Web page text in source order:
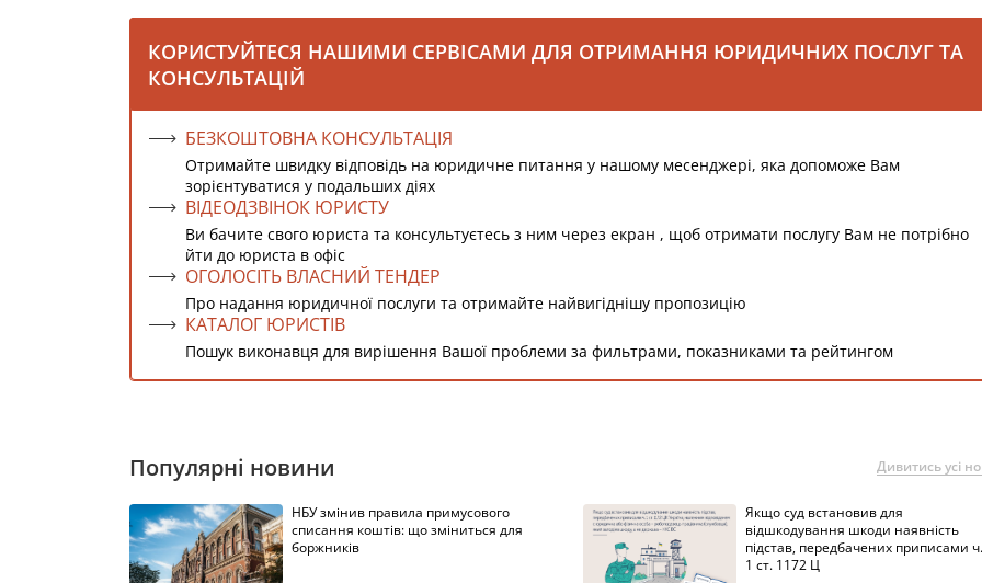
КОРИСТУЙТЕСЯ НАШИМИ СЕРВІСАМИ ДЛЯ ОТРИМАННЯ ЮРИДИЧНИХ ПОСЛУГ ТА
КОНСУЛЬТАЦІЙ
БЕЗКОШТОВНА КОНСУЛЬТАЦІЯ
Отримайте швидку відповідь на юридичне питання у нашому месенджері, яка допоможе Вам
зорієнтуватися у подальших діях
ВІДЕОДЗВІНОК ЮРИСТУ
Ви бачите свого юриста та консультуєтесь з ним через екран , щоб отримати послугу Вам не потрібно
йти до юриста в офіс
ОГОЛОСІТЬ ВЛАСНИЙ ТЕНДЕР
Про надання юридичної послуги та отримайте найвигіднішу пропозицію
КАТАЛОГ ЮРИСТІВ
Пошук виконавця для вирішення Вашої проблеми за фильтрами, показниками та рейтингом
Популярні новини Дивитись усі
НБУ змінив правила примусового
списання коштів: що зміниться для
боржників
Якщо суд встановив для
відшкодування шкоди наявність
підстав, передбачених приписами ч.
1 ст. 1172 Ц